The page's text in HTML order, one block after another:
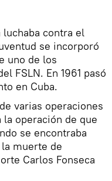
contra el
se incorporó
uno de los
FSLN. En 1961 pasó
en Cuba.
varias operaciones
operación de que
se encontraba
muerte de
Carlos Fonseca